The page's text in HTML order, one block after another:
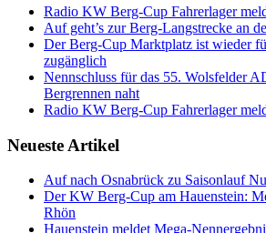
Radio KW Berg-Cup Fahrerlager
Auf geht’s zur Berg-Langstrecke an
Der Berg-Cup Marktplatz ist wieder
zugänglich
Nennschluss für das 55. Wolsfelder
Bergrennen naht
Radio KW Berg-Cup Fahrerlager
Neueste Artikel
Auf nach Osnabrück zu Saisonlauf
Der KW Berg-Cup am Hauenstein:
Rhön
Hauenstein meldet Mega-